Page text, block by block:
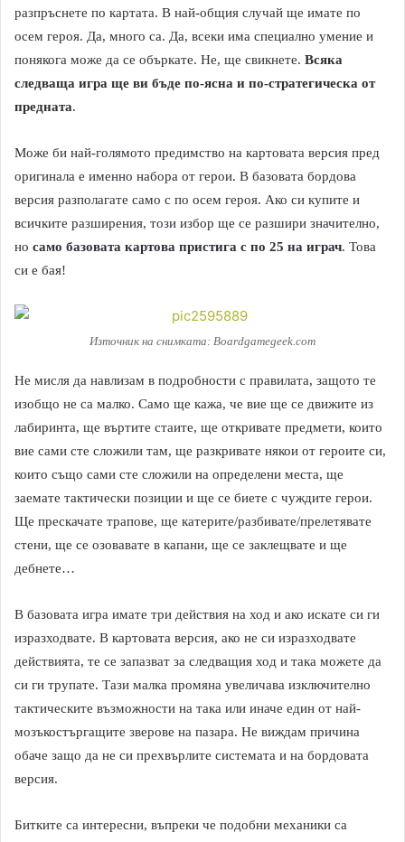
разпръснете по картата. В най-общия случай ще имате по
осем героя. Да, много са. Да, всеки има специално умение и
понякога може да се объркате. Не, ще свикнете. Всяка
следваща игра ще ви бъде по-ясна и по-стратегическа от
предната.
Може би най-голямото предимство на картовата версия пред
оригинала е именно набора от герои. В базовата бордова
версия разполагате само с по осем героя. Ако си купите и
всичките разширения, този избор ще се разшири значително,
но само базовата картова пристига с по 25 на играч. Това
си е бая!
Източник на снимката: Boardgamegeek.com
Не мисля да навлизам в подробности с правилата, защото те
изобщо не са малко. Само ще кажа, че вие ще се движите из
лабиринта, ще въртите стаите, ще откривате предмети, които
вие сами сте сложили там, ще разкривате някои от героите си,
които също сами сте сложили на определени места, ще
заемате тактически позиции и ще се биете с чуждите герои.
Ще прескачате трапове, ще катерите/разбивате/прелетявате
стени, ще се озовавате в капани, ще се заклещвате и ще
дебнете…
В базовата игра имате три действия на ход и ако искате си ги
изразходвате. В картовата версия, ако не си изразходвате
действията, те се запазват за следващия ход и така можете да
си ги трупате. Тази малка промяна увеличава изключително
тактическите възможности на така или иначе един от най-
мозъкостъргащите зверове на пазара. Не виждам причина
обаче защо да не си прехвърлите системата и на бордовата
версия.
Битките са интересни, въпреки че подобни механики са